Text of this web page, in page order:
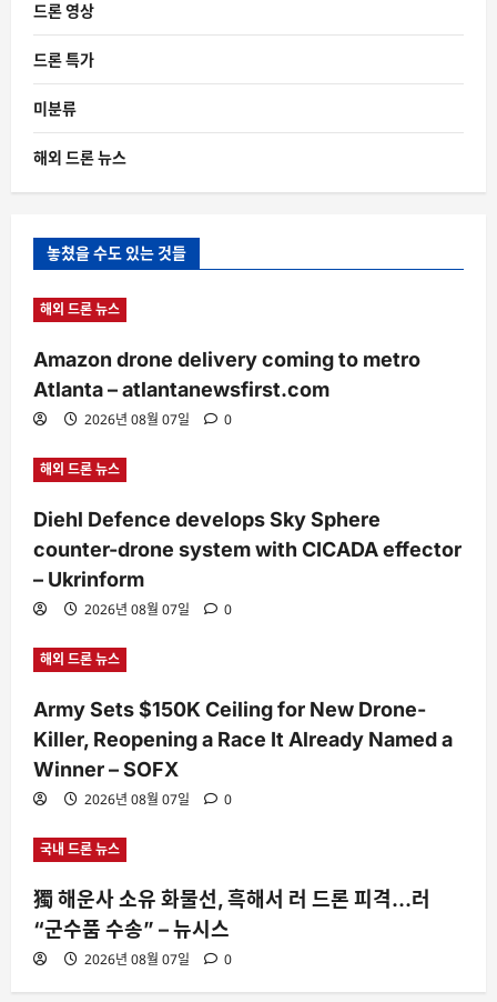
드론 영상
드론 특가
미분류
해외 드론 뉴스
놓쳤을 수도 있는 것들
해외 드론 뉴스
Amazon drone delivery coming to metro
Atlanta – atlantanewsfirst.com
2026년 08월 07일 0
해외 드론 뉴스
Diehl Defence develops Sky Sphere
counter-drone system with CICADA effector
– Ukrinform
2026년 08월 07일 0
해외 드론 뉴스
Army Sets $150K Ceiling for New Drone-
Killer, Reopening a Race It Already Named a
Winner – SOFX
2026년 08월 07일 0
국내 드론 뉴스
獨 해운사 소유 화물선, 흑해서 러 드론 피격…러
“군수품 수송” – 뉴시스
2026년 08월 07일 0